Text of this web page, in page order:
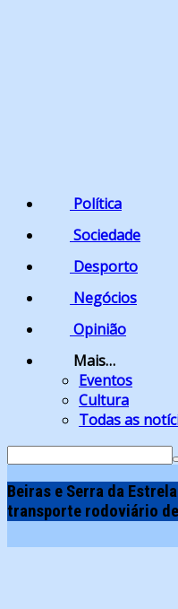
Política
Sociedade
Desporto
Negócios
Opinião
Mais…
Eventos
Cultura
Todas as
Search
Beiras e Serra da
transporte rodoviário